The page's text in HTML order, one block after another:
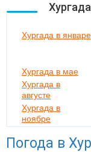
Хургада в январе
Хургада в мае
Хургада в
августе
Хургада в
ноябре
Погода в